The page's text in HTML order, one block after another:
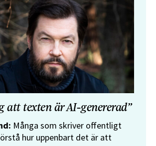
att texten är AI-genererad”
Många som skriver offentligt
hur uppenbart det är att